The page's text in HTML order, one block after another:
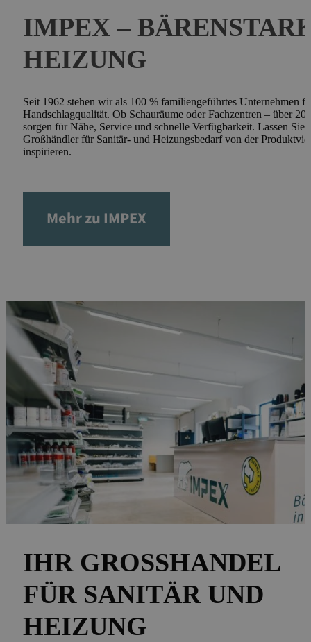
IMPEX –
HEIZUNG
Seit 1962 stehen wir als 100 % familiengeführtes Unternehmen
Handschlagqualität. Ob Schauräume oder Fachzentren – über 20
sorgen für Nähe, Service und schnelle Verfügbarkeit. Lassen
Großhändler für Sanitär- und Heizungsbedarf von der
inspirieren.
Mehr zu IMPEX
IHR GROSSHANDEL F
ÜR SANITÄR UND H
EIZUNG